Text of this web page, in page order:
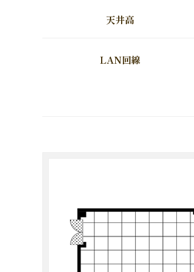
天井高
LAN回線